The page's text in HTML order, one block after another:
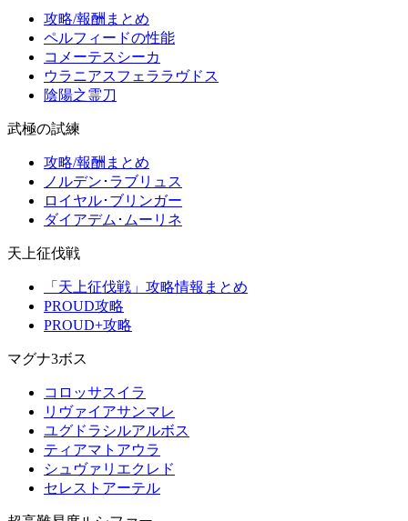
攻略/報酬まとめ
ペルフィードの性能
コメーテスシーカ
ウラニアスフェララヴドス
陰陽之霊刀
武極の試練
攻略/報酬まとめ
ノルデン･ラブリュス
ロイヤル･ブリンガー
ダイアデム･ムーリネ
天上征伐戦
「天上征伐戦」攻略情報まとめ
PROUD攻略
PROUD+攻略
マグナ3ボス
コロッサスイラ
リヴァイアサンマレ
ユグドラシルアルボス
ティアマトアウラ
シュヴァリエクレド
セレストアーテル